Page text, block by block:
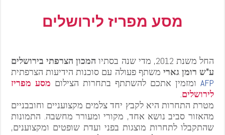
מסע מפריז לירושלים
החל משנת 2012, מדי שנה בסתיו
המכון הצרפתי בירושלים
ע"ש רומן גארי משתף פעולה עם סוכנות הידיעות הצרפתית
AFP ומזמין אתכם להשתתף בתחרות הצילום מסע מפריז
לירושלים.
מטרת התחרות היא לקבץ יחד צלמים מקצועניים וחובבניים
מהאזור סביב נושא אחד, מקורי ומעורר מחשבה. התמונות
שהתקבלו לתחרות מוצגות בפני ועדת שופטים ומקצוענים,